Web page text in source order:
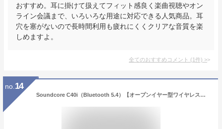
おすすめ。耳に掛けて扱えてフィット感良く楽曲視聴やオン
ライン会議まで、いろいろな用途に対応できる人気商品。耳
穴を塞がないので長時間利用も疲れにくくクリアな音質を楽
しめますよ。
全てのおすすめコメント (1件) >
no. 14
Soundcore C40i（Bluetooth 5.4）【オープンイヤー型ワイヤレスイヤホン/イヤーカフ/ IPX4防水規格/ 最大21時間再生 / マルチポイント接続】